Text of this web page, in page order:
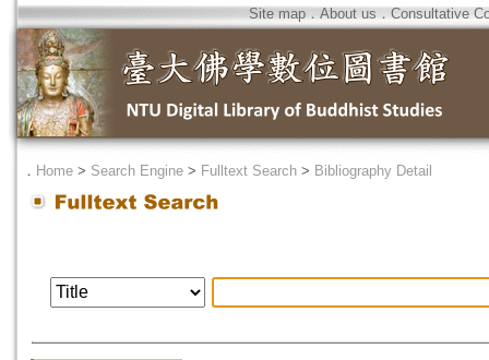
Site map．About us ． Consultative
． Home > Search Engine > Fulltext Search > Bibliography Detail